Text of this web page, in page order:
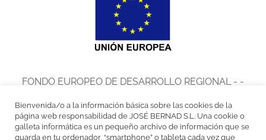
FONDO EUROPEO DE DESARROLLO REGIONAL - -
José Bernad, S.L. en el marco del Programa de Iniciación a la
Exportación ICEX Next, ha contado con el apoyo de ICEX y con la
Bienvenida/o a la información básica sobre las cookies de la
página web responsabilidad de JOSÉ BERNAD S.L. Una cookie o
galleta informática es un pequeño archivo de información que se
guarda en tu ordenador, “smartphone” o tableta cada vez que